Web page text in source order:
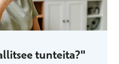
tunteita?"